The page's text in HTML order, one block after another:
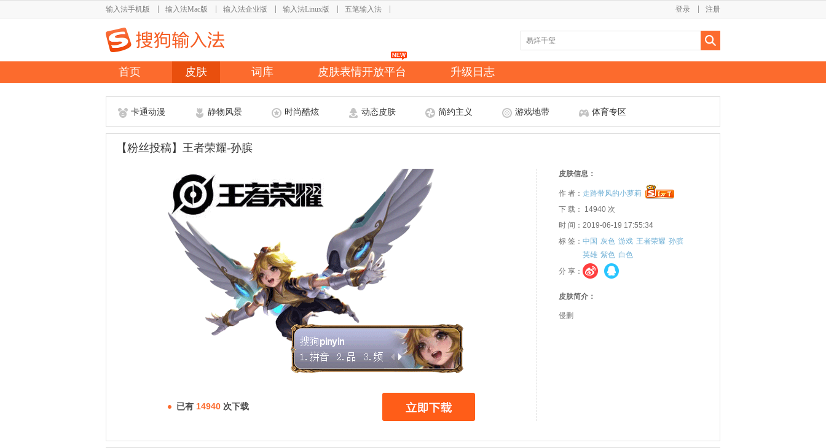
输入法手机版 输入法Mac版 输入法企业版 输入法Linux版 五笔输入法 注册
登录
首页 皮肤 词库 皮肤表情开放平台 升级日志
卡通动漫 静物风景 时尚酷炫 动态皮肤 简约主义 游戏地带 体育专区
【粉丝投稿】王者荣耀-孙膑
已有 14940 次下载
皮肤信息：
作 者： 走路带风的小萝莉
下 载： 14940 次
时 间：2019-06-19 17:55:34
标 签： 中国 灰色 游戏 王者荣耀 孙膑
英雄 紫色 白色
分 享：
皮肤简介：
侵删